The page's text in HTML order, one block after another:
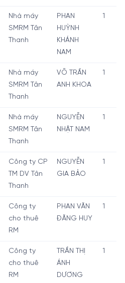
Nhà máy
SMRM Tân
Thanh
PHAN
HUỲNH
KHÁNH
NAM
1
Nhà máy
SMRM Tân
Thanh
VÕ TRẦN
ANH KHOA
1
Nhà máy
SMRM Tân
Thanh
NGUYỄN
NHẬT NAM
1
Công ty CP
TM DV Tân
Thanh
NGUYỄN
GIA BẢO
1
Công ty
cho thuê
RM
PHAN VĂN
ĐĂNG HUY
1
Công ty
cho thuê
RM
TRẦN THỊ
ÁNH
DƯƠNG
1